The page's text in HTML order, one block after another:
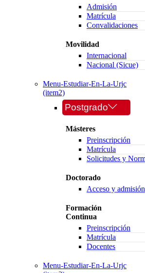
Admisión
Matrícula
Convalidaciones
Movilidad
Internacional
Nacional (Sicue)
Menu-Estudiar-En-La-Urjc
(item2)
Postgrado
Másteres
Preinscripción
Matrícula
Solicitudes y
Doctorado
Acceso y admisión
Formación
Continua
Preinscripción
Matrícula
Docentes
Menu-Estudiar-En-La-Urjc